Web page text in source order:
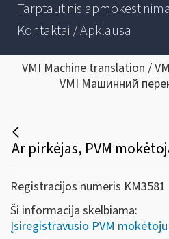
Tarptautinis
Kontaktai / Apklausa
VMI Machine translation /
VMI Машинний
Registracijos numeris KM3581
Ši informacija skelbiama:
Įsiregistravusio PVM